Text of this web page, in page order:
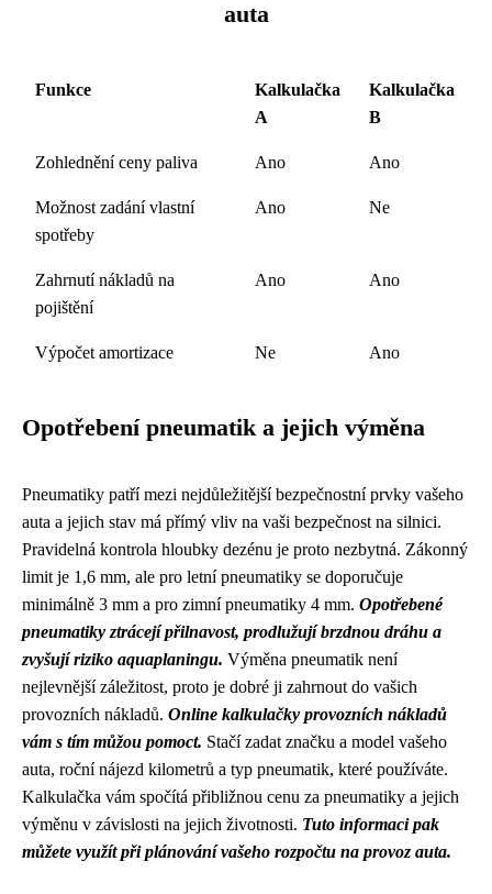
auta
Funkce
Kalkulačka
A
Kalkulačka
B
Zohlednění ceny paliva Ano Ano
Možnost zadání vlastní
spotřeby
Ano Ne
Zahrnutí nákladů na
pojištění
Ano Ano
Výpočet amortizace Ne Ano
Opotřebení pneumatik a jejich výměna
Pneumatiky patří mezi nejdůležitější bezpečnostní prvky vašeho
auta a jejich stav má přímý vliv na vaši bezpečnost na silnici.
Pravidelná kontrola hloubky dezénu je proto nezbytná. Zákonný
limit je 1,6 mm, ale pro letní pneumatiky se doporučuje
minimálně 3 mm a pro zimní pneumatiky 4 mm. Opotřebené
pneumatiky ztrácejí přilnavost, prodlužují brzdnou dráhu a
zvyšují riziko aquaplaningu. Výměna pneumatik není
nejlevnější záležitost, proto je dobré ji zahrnout do vašich
provozních nákladů. Online kalkulačky provozních nákladů
vám s tím můžou pomoct. Stačí zadat značku a model vašeho
auta, roční nájezd kilometrů a typ pneumatik, které používáte.
Kalkulačka vám spočítá přibližnou cenu za pneumatiky a jejich
výměnu v závislosti na jejich životnosti. Tuto informaci pak
můžete využít při plánování vašeho rozpočtu na provoz auta.